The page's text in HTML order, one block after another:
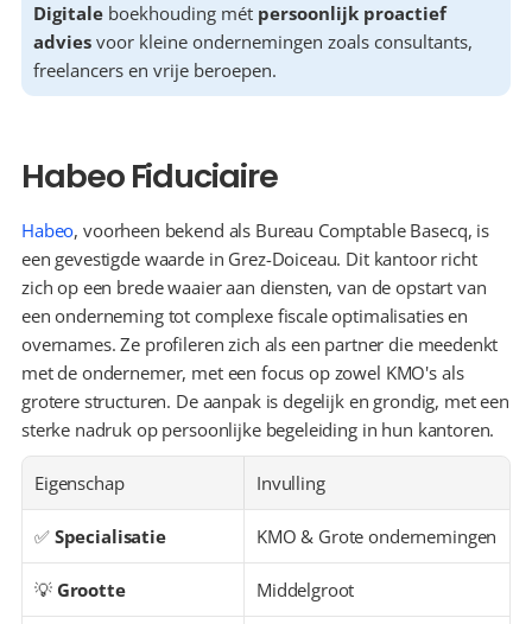
Digitale boekhouding mét persoonlijk proactief
advies voor kleine ondernemingen zoals consultants,
freelancers en vrije beroepen.
Habeo Fiduciaire
Habeo, voorheen bekend als Bureau Comptable Basecq, is
een gevestigde waarde in Grez-Doiceau. Dit kantoor richt
zich op een brede waaier aan diensten, van de opstart van
een onderneming tot complexe fiscale optimalisaties en
overnames. Ze profileren zich als een partner die meedenkt
met de ondernemer, met een focus op zowel KMO's als
grotere structuren. De aanpak is degelijk en grondig, met een
sterke nadruk op persoonlijke begeleiding in hun kantoren.
Eigenschap Invulling
✅ Specialisatie KMO & Grote ondernemingen
💡 Grootte Middelgroot